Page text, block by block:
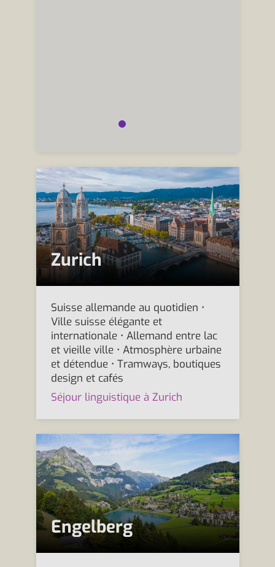
Zurich
Suisse allemande au quotidien •
Ville suisse élégante et
internationale • Allemand entre lac
et vieille ville • Atmosphère urbaine
et détendue • Tramways, boutiques
design et cafés
Séjour linguistique à Zurich
Engelberg